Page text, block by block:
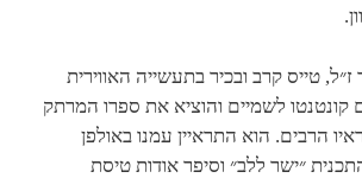
טייס קרב ובכיר בתעשייה האווירית
לשמיים והוציא את ספרו המרתק
הרבים. הוא התראיין עמנו באולפן
״ישר ללב״ וסיפר אודות טיסת